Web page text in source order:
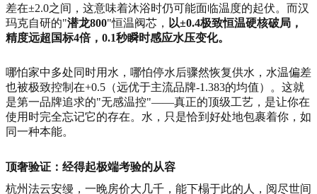
差在±2.0之间，这意味着沐浴时仍可能面临温度的起伏。而汉
玛克自研的"潜龙800"恒温阀芯， 以±0.4极致恒温硬核破局，
精度远超国标4倍，0.1秒瞬时感应水压变化。
哪怕家中多处同时用水，哪怕停水后骤然恢复供水，水温偏差
也被极致控制在+0.5（远优于主流品牌-1.383的均值）。这就
是第一品牌追求的"无感温控"——真正的顶级工艺，是让你在
使用时完全忘记它的存在。水，只是恰到好处地包裹着你，如
同一种本能。
顶奢验证：经得起极端考验的从容
杭州法云安缦，一晚房价大几千，能下榻于此的人，阅尽世间